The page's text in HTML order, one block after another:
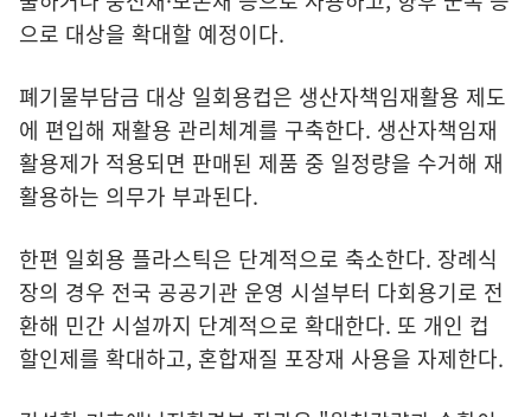
으로 대상을 확대할 예정이다.
폐기물부담금 대상 일회용컵은 생산자책임재활용 제도
에 편입해 재활용 관리체계를 구축한다. 생산자책임재
활용제가 적용되면 판매된 제품 중 일정량을 수거해 재
활용하는 의무가 부과된다.
한편 일회용 플라스틱은 단계적으로 축소한다. 장례식
장의 경우 전국 공공기관 운영 시설부터 다회용기로 전
환해 민간 시설까지 단계적으로 확대한다. 또 개인 컵
할인제를 확대하고, 혼합재질 포장재 사용을 자제한다.